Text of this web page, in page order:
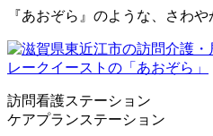
『あおぞら』のような、さわや
訪問看護ステーション
ケアプランステーション